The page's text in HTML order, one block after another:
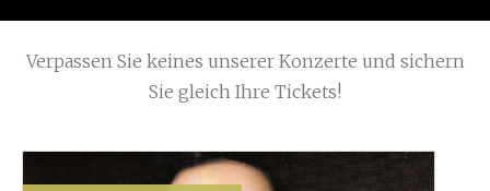
E.V.
Verpassen Sie keines unserer Konzerte und sichern
Sie gleich Ihre Tickets!